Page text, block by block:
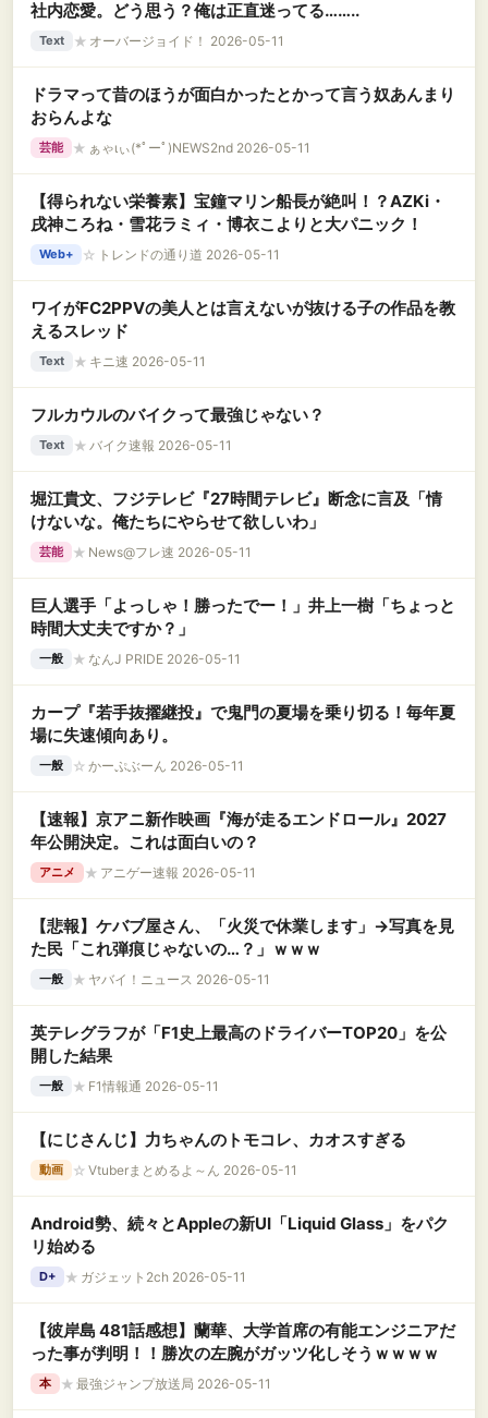
社内恋愛。どう思う？俺は正直迷ってる……..
Text ★ オーバージョイド！ 2026-05-11
ドラマって昔のほうが面白かったとかって言う奴あんまり
おらんよな
芸能 ★ ぁゃιぃ(*ﾟーﾟ)NEWS2nd 2026-05-11
【得られない栄養素】宝鐘マリン船長が絶叫！？AZKi・
戌神ころね・雪花ラミィ・博衣こよりと大パニック！
Web+ ☆ トレンドの通り道 2026-05-11
ワイがFC2PPVの美人とは言えないが抜ける子の作品を教
えるスレッド
Text ★ キニ速 2026-05-11
フルカウルのバイクって最強じゃない？
Text ★ バイク速報 2026-05-11
堀江貴文、フジテレビ『27時間テレビ』断念に言及「情
けないな。俺たちにやらせて欲しいわ」
芸能 ★ News@フレ速 2026-05-11
巨人選手「よっしゃ！勝ったでー！」井上一樹「ちょっと
時間大丈夫ですか？」
一般 ★ なんJ PRIDE 2026-05-11
カープ『若手抜擢継投』で鬼門の夏場を乗り切る！毎年夏
場に失速傾向あり。
一般 ☆ かーぷぶーん 2026-05-11
【速報】京アニ新作映画『海が走るエンドロール』2027
年公開決定。これは面白いの？
アニメ ★ アニゲー速報 2026-05-11
【悲報】ケバブ屋さん、「火災で休業します」→写真を見
た民「これ弾痕じゃないの…？」ｗｗｗ
一般 ★ ヤバイ！ニュース 2026-05-11
英テレグラフが「F1史上最高のドライバーTOP20」を公
開した結果
一般 ★ F1情報通 2026-05-11
【にじさんじ】力ちゃんのトモコレ、カオスすぎる
動画 ☆ Vtuberまとめるよ～ん 2026-05-11
Android勢、続々とAppleの新UI「Liquid Glass」をパク
リ始める
D+ ★ ガジェット2ch 2026-05-11
【彼岸島 481話感想】蘭華、大学首席の有能エンジニアだ
った事が判明！！勝次の左腕がガッツ化しそうｗｗｗｗ
本 ★ 最強ジャンプ放送局 2026-05-11